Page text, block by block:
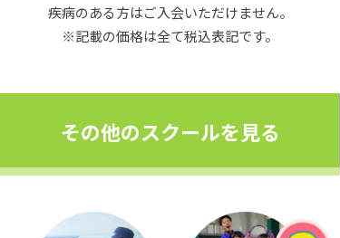
疾病のある方はご入会いただけません。
※記載の価格は全て税込表記です。
その他のスクールを見る